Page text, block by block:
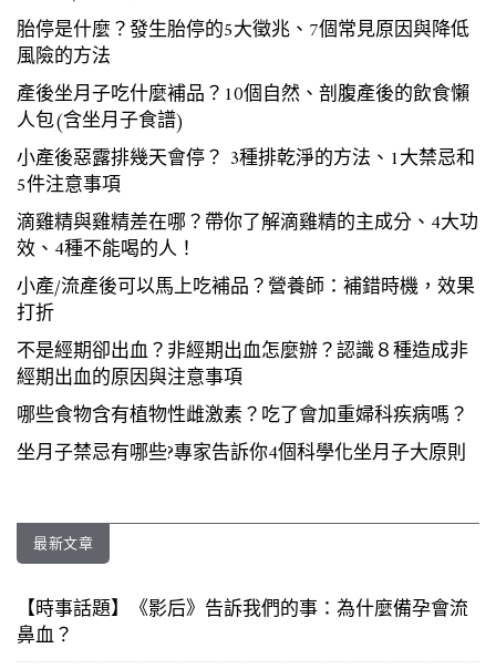
胎停是什麼？發生胎停的5大徵兆、7個常見原因與降低
風險的方法
產後坐月子吃什麼補品？10個自然、剖腹產後的飲食懶
人包(含坐月子食譜)
小產後惡露排幾天會停？ 3種排乾淨的方法、1大禁忌和
5件注意事項
滴雞精與雞精差在哪？帶你了解滴雞精的主成分、4大功
效、4種不能喝的人！
小產/流產後可以馬上吃補品？營養師：補錯時機，效果
打折
不是經期卻出血？非經期出血怎麼辦？認識８種造成非
經期出血的原因與注意事項
哪些食物含有植物性雌激素？吃了會加重婦科疾病嗎？
坐月子禁忌有哪些?專家告訴你4個科學化坐月子大原則
最新文章
【時事話題】《影后》告訴我們的事：為什麼備孕會流
鼻血？